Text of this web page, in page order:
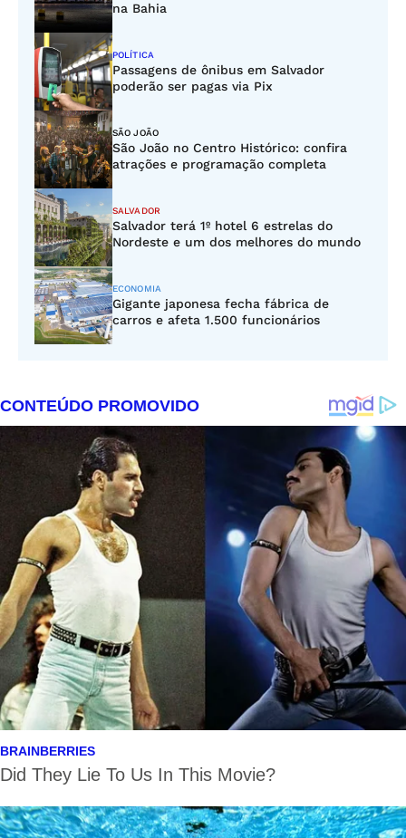
na Bahia
POLÍTICA
Passagens de ônibus em Salvador
poderão ser pagas via Pix
SÃO JOÃO
São João no Centro Histórico: confira
atrações e programação completa
SALVADOR
Salvador terá 1º hotel 6 estrelas do
Nordeste e um dos melhores do mundo
ECONOMIA
Gigante japonesa fecha fábrica de
carros e afeta 1.500 funcionários